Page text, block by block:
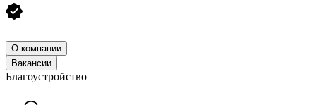
О компании
Вакансии
Благоустройство